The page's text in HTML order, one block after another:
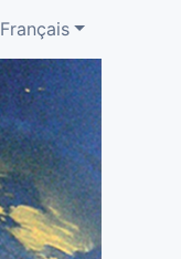
Français